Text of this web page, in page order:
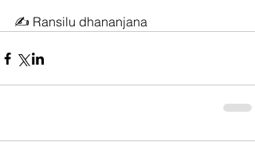
✍️ Ransilu dhananjana